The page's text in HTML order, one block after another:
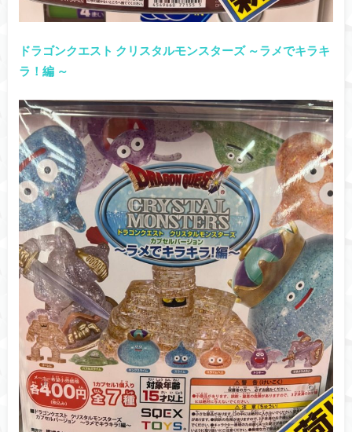
ドラゴンクエスト クリスタルモンスターズ ～ラメでキラキ
ラ！編 ～